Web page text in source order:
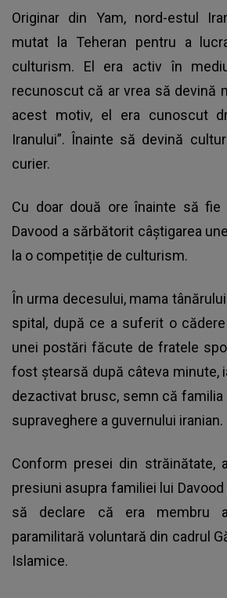
Originar din Yam, nord-estul
mutat la Teheran pentru a
culturism. El era activ în
recunoscut că ar vrea să devină
acest motiv, el era cunoscut
Iranului”. Înainte să devină
curier.
Cu doar două ore înainte să fie
Davood a sărbătorit câștigarea
la o competiție de culturism.
În urma decesului, mama
spital, după ce a suferit o
unei postări făcute de fratele
fost ștearsă după câteva minute,
dezactivat brusc, semn că
supraveghere a guvernului iranian.
Conform presei din străinătate,
presiuni asupra familiei lui
să declare că era membru
paramilitară voluntară din cadrul
Islamice.